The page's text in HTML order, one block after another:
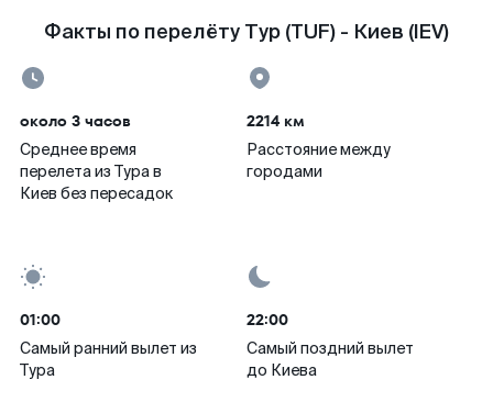
Факты по перелёту Тур (TUF) - Киев (IEV)
около 3 часов
Среднее время
перелета из Тура в
Киев без пересадок
2214 км
Расстояние между
городами
01:00
Самый ранний вылет из
Тура
22:00
Самый поздний вылет
до Киева